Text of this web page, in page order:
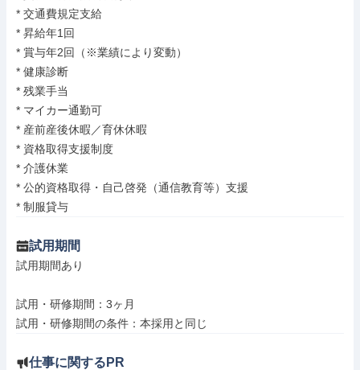
* 交通費規定支給
* 昇給年1回
* 賞与年2回（※業績により変動）
* 健康診断
* 残業手当
* マイカー通勤可
* 産前産後休暇／育休休暇
* 資格取得支援制度
* 介護休業
* 公的資格取得・自己啓発（通信教育等）支援
* 制服貸与
試用期間
試用期間あり
試用・研修期間：3ヶ月
仕事に関するPR